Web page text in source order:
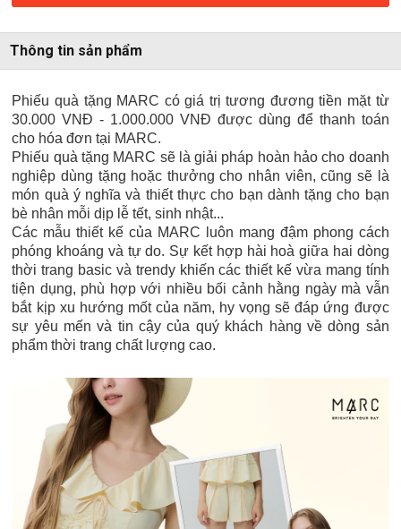
Thông tin sản phẩm
Phiếu quà tặng MARC có giá trị tương đương tiền mặt từ
30.000 VNĐ - 1.000.000 VNĐ được dùng để thanh toán
cho hóa đơn tại MARC.
Phiếu quà tặng MARC sẽ là giải pháp hoàn hảo cho doanh
nghiệp dùng tặng hoặc thưởng cho nhân viên, cũng sẽ là
món quà ý nghĩa và thiết thực cho bạn dành tặng cho bạn
bè nhân mỗi dịp lễ tết, sinh nhật...
Các mẫu thiết kế của MARC luôn mang đậm phong cách
phóng khoáng và tự do. Sự kết hợp hài hoà giữa hai dòng
thời trang basic và trendy khiến các thiết kế vừa mang tính
tiện dụng, phù hợp với nhiều bối cảnh hằng ngày mà vẫn
bắt kịp xu hướng mốt của năm, hy vọng sẽ đáp ứng được
sự yêu mến và tin cậy của quý khách hàng về dòng sản
phẩm thời trang chất lượng cao.